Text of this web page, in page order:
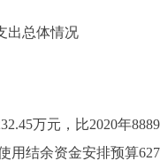
总体情况
万元，比2020年
用结余资金安排预算